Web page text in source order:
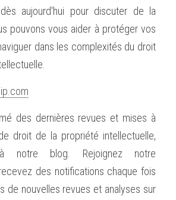
aujourd'hui pour discuter de la
pouvons vous aider à protéger vos
dans les complexités du droit
des dernières revues et mises à
droit de la propriété intellectuelle,
à notre blog. Rejoignez notre
des notifications chaque fois
de nouvelles revues et analyses sur